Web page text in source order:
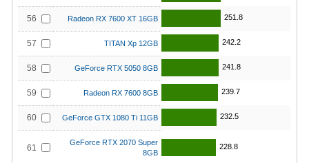
56 Radeon RX 7600 XT 16GB 251.8
57 TITAN Xp 12GB 242.2
58 GeForce RTX 5050 8GB 241.8
59 Radeon RX 7600 8GB 239.7
60 GeForce GTX 1080 Ti 11GB 232.5
61
GeForce RTX 2070 Super
8GB
228.8